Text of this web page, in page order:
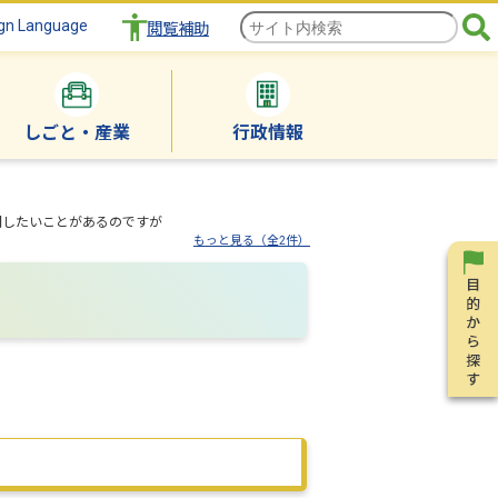
Language 閲覧補助
しごと・産業 行政情報
たいことがあるのですが
もっと見る（全2件）